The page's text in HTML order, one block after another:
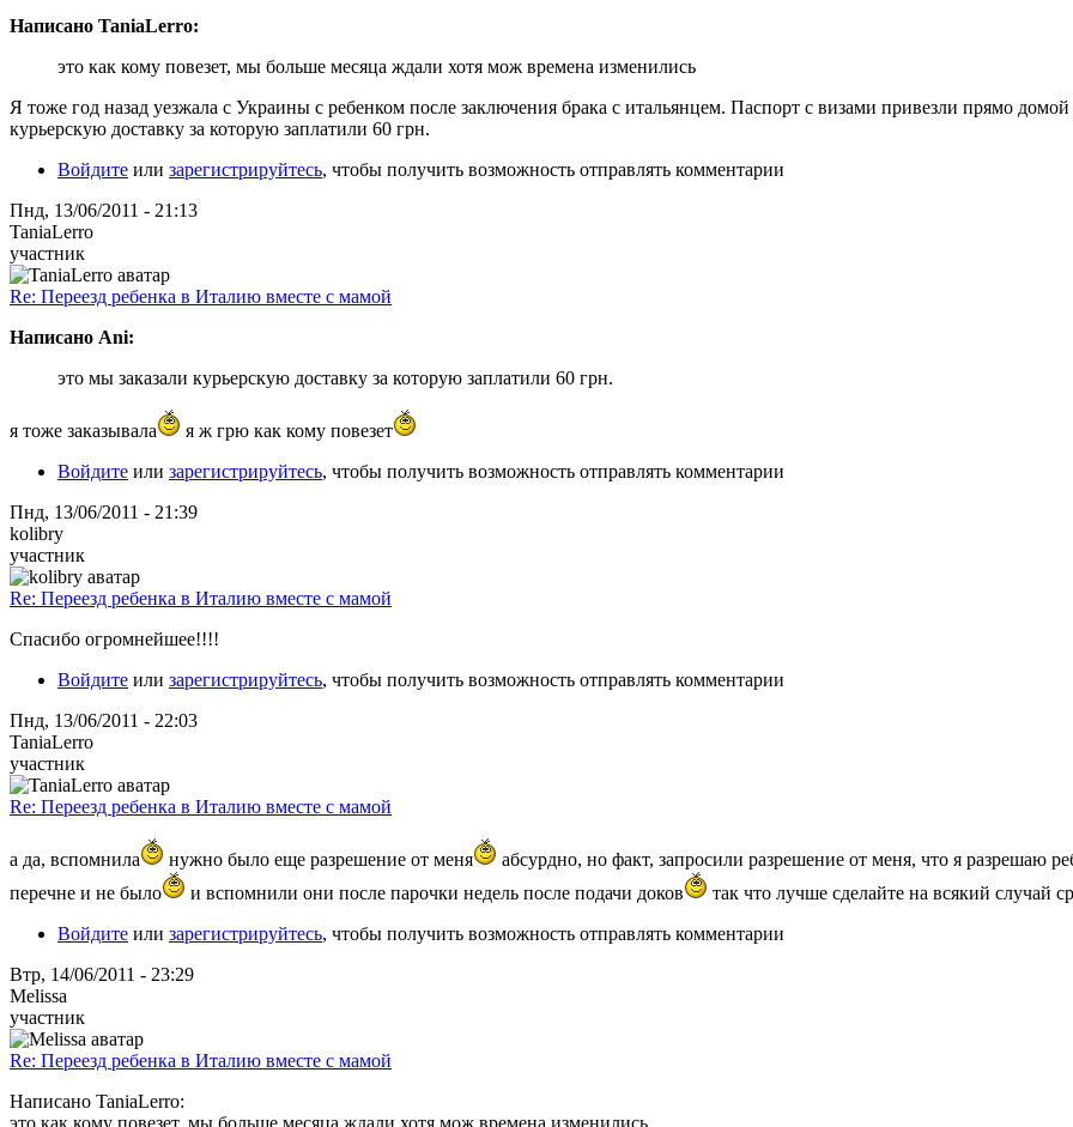
Написано TaniaLerro:
это как кому повезет, мы больше месяца ждали хотя мож времена изменились
Я тоже год назад уезжала с Украины с ребенком после заключения брака с итальянцем. Паспорт с визами привезли прямо
курьерскую доставку за которую заплатили 60 грн.
Войдите или зарегистрируйтесь, чтобы получить возможность отправлять комментарии
Пнд, 13/06/2011 - 21:13
TaniaLerro
участник
Re: Переезд ребенка в Италию вместе с мамой
Написано Ani:
это мы заказали курьерскую доставку за которую заплатили 60 грн.
я тоже заказывала
я ж грю как кому повезет
Войдите или зарегистрируйтесь, чтобы получить возможность отправлять комментарии
Пнд, 13/06/2011 - 21:39
kolibry
участник
Re: Переезд ребенка в Италию вместе с мамой
Спасибо огромнейшее!!!!
Войдите или зарегистрируйтесь, чтобы получить возможность отправлять комментарии
Пнд, 13/06/2011 - 22:03
TaniaLerro
участник
Re: Переезд ребенка в Италию вместе с мамой
а да, вспомнила нужно было еще разрешение от меня абсурдно, но факт, запросили разрешение от меня, что я разрешаю
перечне и не было
и вспомнили они после парочки недель после подачи доков
так что лучше сделайте на всякий случай
Войдите или зарегистрируйтесь, чтобы получить возможность отправлять комментарии
Втр, 14/06/2011 - 23:29
Melissa
участник
Re: Переезд ребенка в Италию вместе с мамой
Написано TaniaLerro:
это как кому повезет, мы больше месяца ждали хотя мож времена изменились